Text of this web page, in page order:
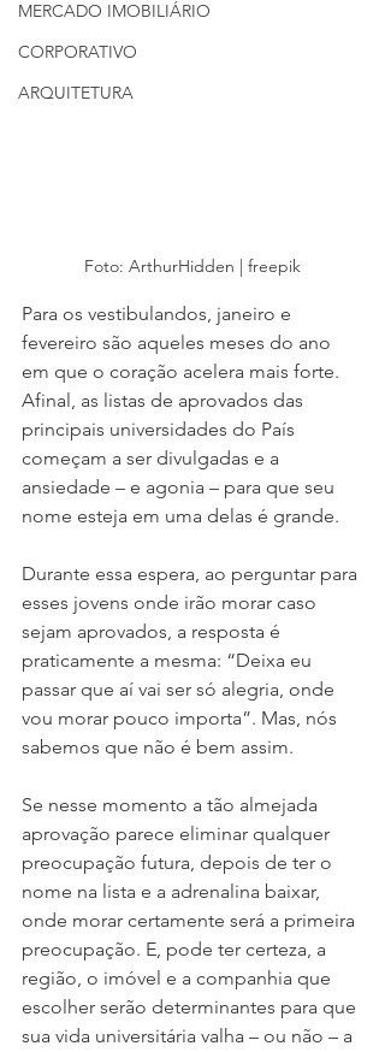
MERCADO IMOBILIÁRIO
CORPORATIVO
ARQUITETURA
Foto: ArthurHidden | freepik
Para os vestibulandos, janeiro e
fevereiro são aqueles meses do ano
em que o coração acelera mais forte.
Afinal, as listas de aprovados das
principais universidades do País
começam a ser divulgadas e a
ansiedade – e agonia – para que seu
nome esteja em uma delas é grande.
Durante essa espera, ao perguntar para
esses jovens onde irão morar caso
sejam aprovados, a resposta é
praticamente a mesma: “Deixa eu
passar que aí vai ser só alegria, onde
vou morar pouco importa”. Mas, nós
sabemos que não é bem assim.
Se nesse momento a tão almejada
aprovação parece eliminar qualquer
preocupação futura, depois de ter o
nome na lista e a adrenalina baixar,
onde morar certamente será a primeira
preocupação. E, pode ter certeza, a
região, o imóvel e a companhia que
escolher serão determinantes para que
sua vida universitária valha – ou não – a